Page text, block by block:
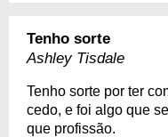
Tenho sorte
Ashley Tisdale
Tenho sorte por ter
cedo, e foi algo que
que profissão.